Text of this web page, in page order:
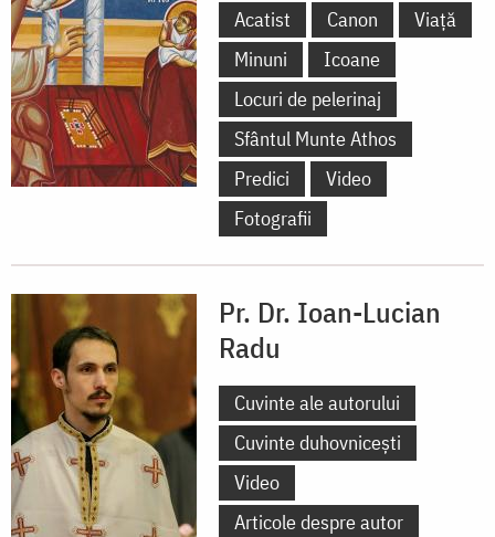
Acatist Canon
Viață
Minuni
Icoane
Locuri de pelerinaj
Sfântul Munte Athos
Predici
Video
Fotografii
Pr. Dr. Ioan-Lucian
Radu
Cuvinte ale autorului
Cuvinte duhovnicești
Video
Articole despre autor